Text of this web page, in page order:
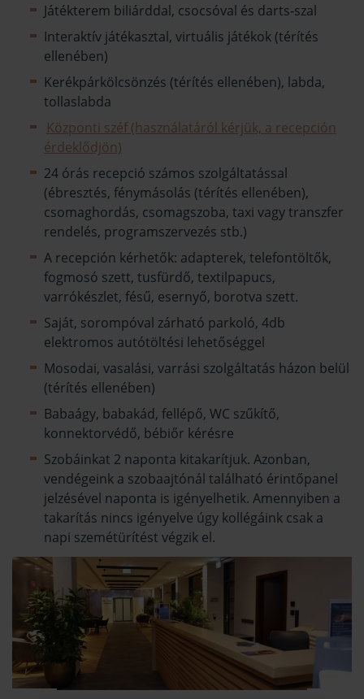
Játékterem biliárddal, csocsóval és darts-szal
Interaktív játékasztal, virtuális játékok (térítés
ellenében)
Kerékpárkölcsönzés (térítés ellenében), labda,
tollaslabda
Központi széf (használatáról kérjük, a recepción
érdeklődjön)
24 órás recepció számos szolgáltatással
(ébresztés, fénymásolás (térítés ellenében),
csomaghordás, csomagszoba, taxi vagy transzfer
rendelés, programszervezés stb.)
A recepción kérhetők: adapterek, telefontöltők,
fogmosó szett, tusfürdő, textilpapucs,
varrókészlet, fésű, esernyő, borotva szett.
Saját, sorompóval zárható parkoló, 4db
elektromos autótöltési lehetőséggel
Mosodai, vasalási, varrási szolgáltatás házon belül
(térítés ellenében)
Babaágy, babakád, fellépő, WC szűkítő,
konnektorvédő, bébiőr kérésre
Szobáinkat 2 naponta kitakarítjuk. Azonban,
vendégeink a szobaajtónál található érintőpanel
jelzésével naponta is igényelhetik. Amennyiben a
takarítás nincs igényelve úgy kollégáink csak a
napi szemétürítést végzik el.